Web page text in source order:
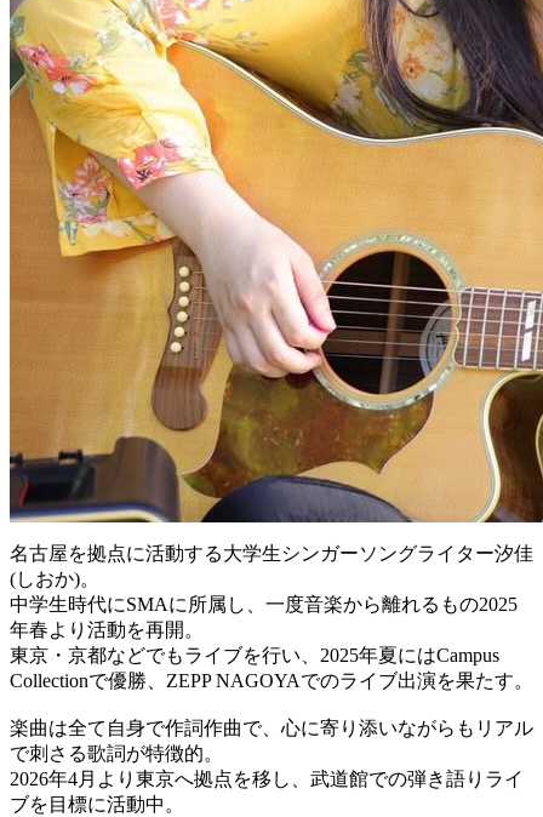
名古屋を拠点に活動する大学生シンガーソングライター汐佳
(しおか)。
中学生時代にSMAに所属し、一度音楽から離れるもの2025
年春より活動を再開。
東京・京都などでもライブを行い、2025年夏にはCampus
Collectionで優勝、ZEPP NAGOYAでのライブ出演を果たす。
楽曲は全て自身で作詞作曲で、心に寄り添いながらもリアル
で刺さる歌詞が特徴的。
2026年4月より東京へ拠点を移し、武道館での弾き語りライ
ブを目標に活動中。